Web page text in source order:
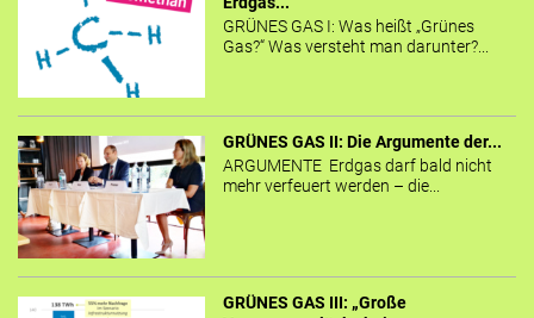
GRÜNES GAS I: Was heißt „Grünes
Gas?“ Was versteht man darunter?...
GRÜNES GAS II: Die Argumente der...
ARGUMENTE Erdgas darf bald nicht
mehr verfeuert werden – die...
GRÜNES GAS III: „Große